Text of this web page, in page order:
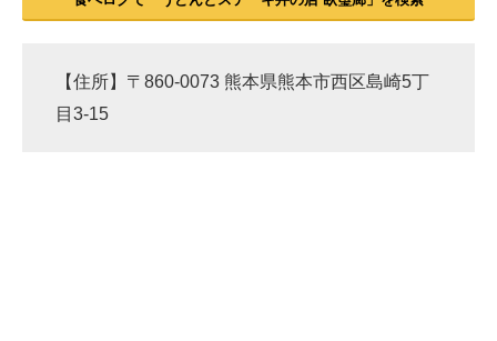
【住所】〒860-0073 熊本県熊本市西区島崎5丁
目3-15